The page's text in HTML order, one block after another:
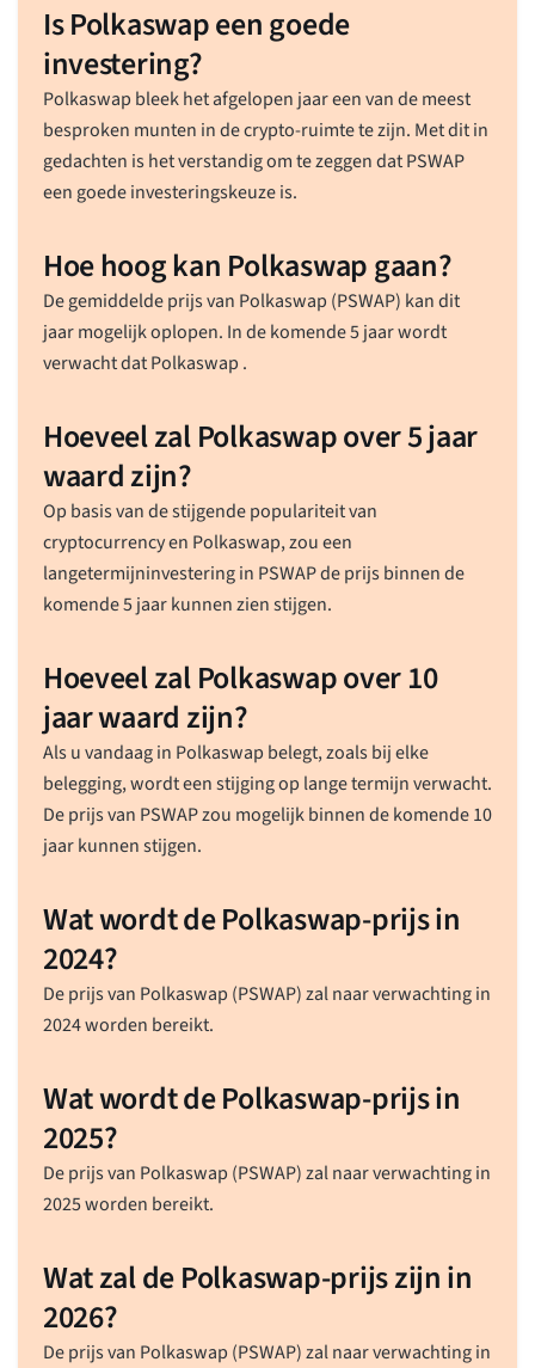
Is Polkaswap een goede
investering?
Polkaswap bleek het afgelopen jaar een van de meest
besproken munten in de crypto-ruimte te zijn. Met dit in
gedachten is het verstandig om te zeggen dat PSWAP
een goede investeringskeuze is.
Hoe hoog kan Polkaswap gaan?
De gemiddelde prijs van Polkaswap (PSWAP) kan dit
jaar mogelijk oplopen. In de komende 5 jaar wordt
verwacht dat Polkaswap .
Hoeveel zal Polkaswap over 5 jaar
waard zijn?
Op basis van de stijgende populariteit van
cryptocurrency en Polkaswap, zou een
langetermijninvestering in PSWAP de prijs binnen de
komende 5 jaar kunnen zien stijgen.
Hoeveel zal Polkaswap over 10
jaar waard zijn?
Als u vandaag in Polkaswap belegt, zoals bij elke
belegging, wordt een stijging op lange termijn verwacht.
De prijs van PSWAP zou mogelijk binnen de komende 10
jaar kunnen stijgen.
Wat wordt de Polkaswap-prijs in
2024?
De prijs van Polkaswap (PSWAP) zal naar verwachting in
2024 worden bereikt.
Wat wordt de Polkaswap-prijs in
2025?
De prijs van Polkaswap (PSWAP) zal naar verwachting in
2025 worden bereikt.
Wat zal de Polkaswap-prijs zijn in
2026?
De prijs van Polkaswap (PSWAP) zal naar verwachting in